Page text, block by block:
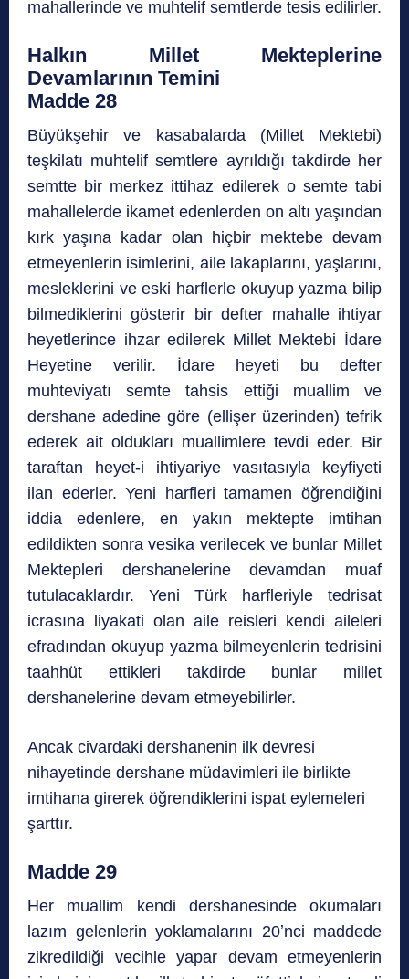
mahallerinde ve muhtelif semtlerde tesis edilirler.
Halkın Millet Mekteplerine
Devamlarının Temini
Madde 28
Büyükşehir ve kasabalarda (Millet Mektebi)
teşkilatı muhtelif semtlere ayrıldığı takdirde her
semtte bir merkez ittihaz edilerek o semte tabi
mahallelerde ikamet edenlerden on altı yaşından
kırk yaşına kadar olan hiçbir mektebe devam
etmeyenlerin isimlerini, aile lakaplarını, yaşlarını,
mesleklerini ve eski harflerle okuyup yazma bilip
bilmediklerini gösterir bir defter mahalle ihtiyar
heyetlerince ihzar edilerek Millet Mektebi İdare
Heyetine verilir. İdare heyeti bu defter
muhteviyatı semte tahsis ettiği muallim ve
dershane adedine göre (ellişer üzerinden) tefrik
ederek ait oldukları muallimlere tevdi eder. Bir
taraftan heyet-i ihtiyariye vasıtasıyla keyfiyeti
ilan ederler. Yeni harfleri tamamen öğrendiğini
iddia edenlere, en yakın mektepte imtihan
edildikten sonra vesika verilecek ve bunlar Millet
Mektepleri dershanelerine devamdan muaf
tutulacaklardır. Yeni Türk harfleriyle tedrisat
icrasına liyakati olan aile reisleri kendi aileleri
efradından okuyup yazma bilmeyenlerin tedrisini
taahhüt ettikleri takdirde bunlar millet
dershanelerine devam etmeyebilirler.
Ancak civardaki dershanenin ilk devresi
nihayetinde dershane müdavimleri ile birlikte
imtihana girerek öğrendiklerini ispat eylemeleri
şarttır.
Madde 29
Her muallim kendi dershanesinde okumaları
lazım gelenlerin yoklamalarını 20ʼnci maddede
zikredildiği vecihle yapar devam etmeyenlerin